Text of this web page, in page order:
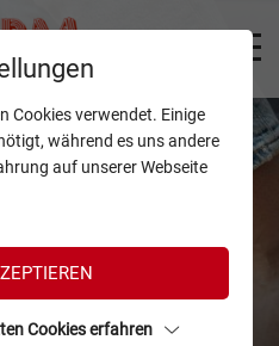
Cookies verwendet. Einige
während es uns andere
auf unserer Webseite
Cookies erfahren